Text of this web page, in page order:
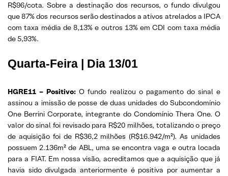
R$96/cota. Sobre a destinação dos recursos, o fundo divulgou
que 87% dos recursos serão destinados a ativos atrelados a IPCA
com taxa média de 8,13% e outros 13% em CDI com taxa média
de 5,93%.
Quarta-Feira | Dia 13/01
HGRE11 – Positivo: O fundo realizou o pagamento do sinal e
assinou a imissão de posse de duas unidades do Subcondomínio
One Berrini Corporate, integrante do Condomínio Thera One. O
valor do sinal foi revisado para R$20 milhões, totalizando o preço
de aquisição foi de R$36,2 milhões (R$16.942/m²). As unidades
possuem 2.136m² de ABL, uma se encontra vaga e outra locada
para a FIAT. Em nossa visão, acreditamos que a aquisição que já
havia sido divulgada anteriormente é positiva por aumentar a